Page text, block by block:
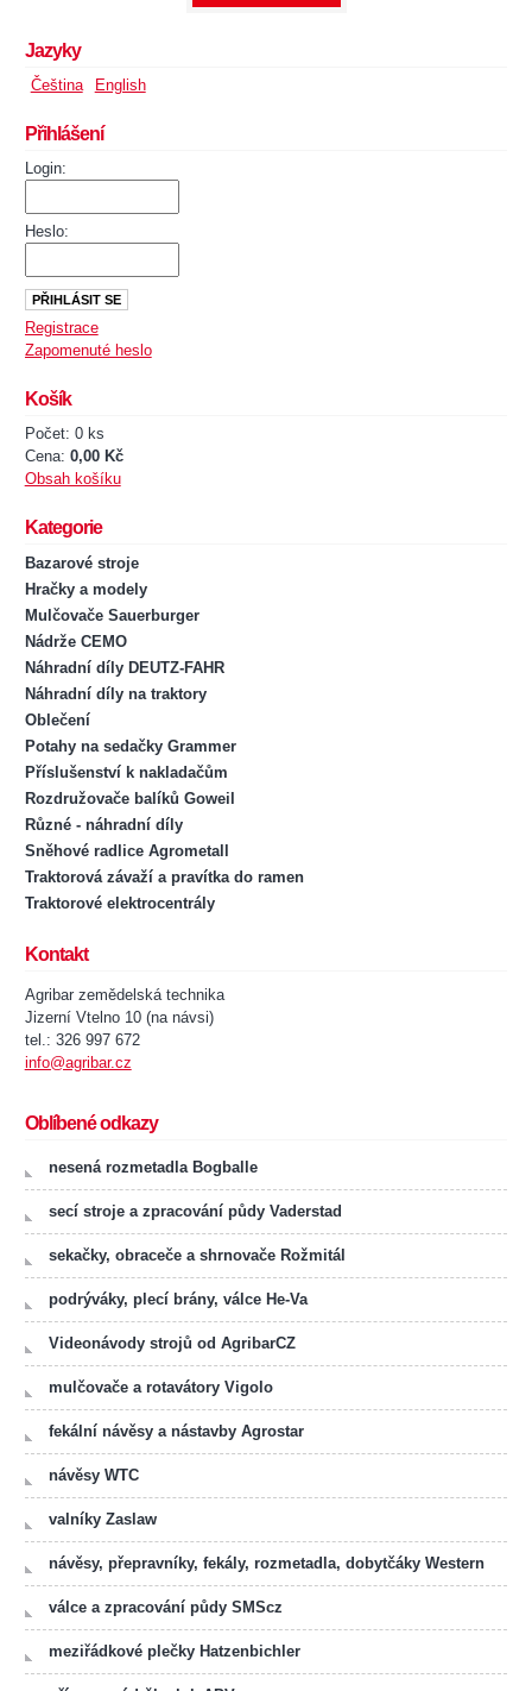
Jazyky
Čeština English
Přihlášení
Login:
Heslo:
Registrace
Zapomenuté heslo
Košík
Počet: 0 ks
Cena: 0,00 Kč
Obsah košíku
Kategorie
Bazarové stroje
Hračky a modely
Mulčovače Sauerburger
Nádrže CEMO
Náhradní díly DEUTZ-FAHR
Náhradní díly na traktory
Oblečení
Potahy na sedačky Grammer
Příslušenství k nakladačům
Rozdružovače balíků Goweil
Různé - náhradní díly
Sněhové radlice Agrometall
Traktorová závaží a pravítka do ramen
Traktorové elektrocentrály
Kontakt
Agribar zemědelská technika
Jizerní Vtelno 10 (na návsi)
tel.: 326 997 672
info@agribar.cz
Oblíbené odkazy
nesená rozmetadla Bogballe
secí stroje a zpracování půdy Vaderstad
sekačky, obraceče a shrnovače Rožmitál
podrýváky, plecí brány, válce He-Va
Videonávody strojů od AgribarCZ
mulčovače a rotavátory Vigolo
fekální návěsy a nástavby Agrostar
návěsy WTC
valníky Zaslaw
návěsy, přepravníky, fekály, rozmetadla, dobytčáky Western
válce a zpracování půdy SMScz
meziřádkové plečky Hatzenbichler